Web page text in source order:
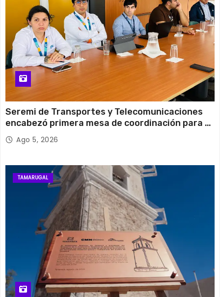
Seremi de Transportes y Telecomunicaciones
encabezó primera mesa de coordinación para el
retiro de cables en desuso en Iquique
Ago 5, 2026
TAMARUGAL